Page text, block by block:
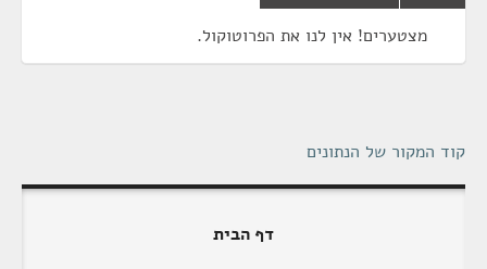
מצטערים! אין לנו את הפרוטוקול.
קוד המקור של הנתונים
דף הבית